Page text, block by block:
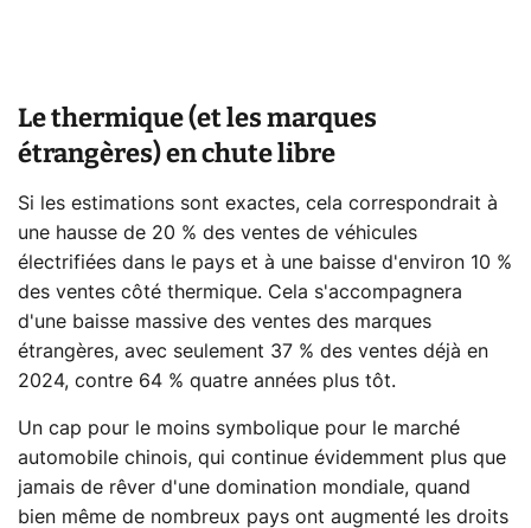
Le thermique (et les marques
étrangères) en chute libre
Si les estimations sont exactes, cela correspondrait à
une hausse de 20 % des ventes de véhicules
électrifiées dans le pays et à une baisse d'environ 10 %
des ventes côté thermique. Cela s'accompagnera
d'une baisse massive des ventes des marques
étrangères, avec seulement 37 % des ventes déjà en
2024, contre 64 % quatre années plus tôt.
Un cap pour le moins symbolique pour le marché
automobile chinois, qui continue évidemment plus que
jamais de rêver d'une domination mondiale, quand
bien même de nombreux pays ont augmenté les droits